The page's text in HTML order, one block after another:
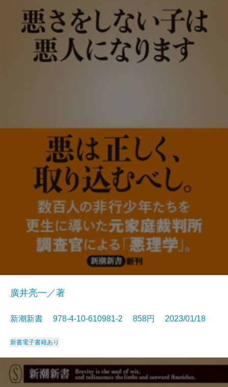
廣井亮一／著
新潮新書 978-4-10-610981-2 858円 2023/01/18
新書電子書籍あり